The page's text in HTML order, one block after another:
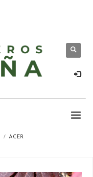
ACER